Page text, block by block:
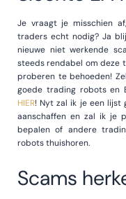
Je vraagt je misschien
traders echt nodig? Ja
nieuwe niet werkende
steeds rendabel om deze
proberen te behoeden!
goede trading robots en
HIER! Nyt zal ik je een
aanschaffen en zal ik je
bepalen of andere
robots thuishoren.
Scams